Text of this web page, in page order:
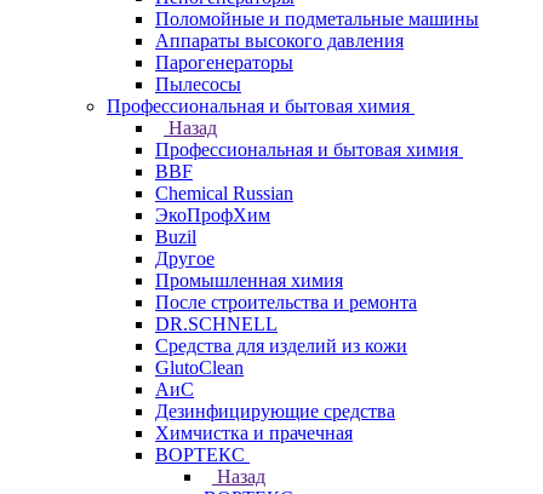
Поломойные и подметальные машины
Аппараты высокого давления
Парогенераторы
Пылесосы
Профессиональная и бытовая химия
Назад
Профессиональная и бытовая химия
BBF
Chemical Russian
ЭкоПрофХим
Buzil
Другое
Промышленная химия
После строительства и ремонта
DR.SCHNELL
Средства для изделий из кожи
GlutoClean
АиС
Дезинфицирующие средства
Химчистка и прачечная
ВОРТЕКС
Назад